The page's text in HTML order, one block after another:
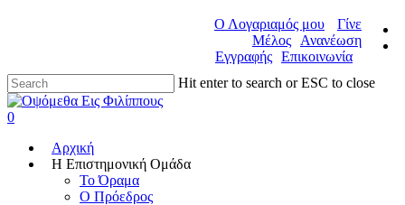
Ο Λογαριαμός μου
Γίνε
Μέλος
Ανανέωση
Εγγραφής Επικοινωνία
Hit enter to search or ESC to close
0
Αρχική
Η Επιστημονική Ομάδα
Το Όραμα
Ο Πρόεδρος